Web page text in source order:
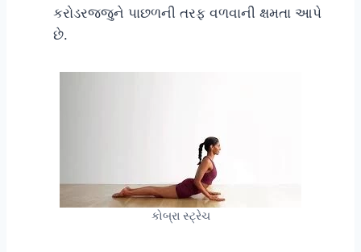
કરોડરજ્જુને પાછળની તરફ વળવાની ક્ષમતા આપે
છે.
કોબ્રા સ્ટ્રેચ